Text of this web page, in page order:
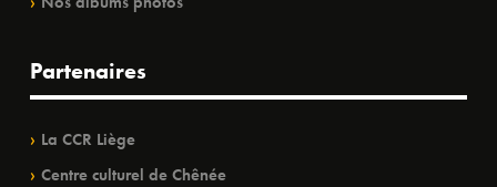
Partenaires
La CCR Liège
Centre culturel de Chênée